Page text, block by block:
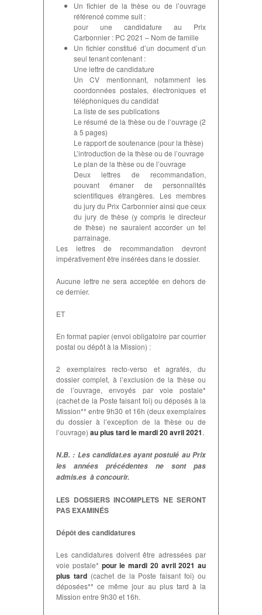
Un fichier de la thèse ou de l’ouvrage
référencé comme suit :
pour une candidature au Prix
Carbonnier : PC 2021 – Nom de famille
Un fichier constitué d’un document d’un
seul tenant contenant :
Une lettre de candidature
Un CV mentionnant, notamment les
coordonnées postales, électroniques et
téléphoniques du candidat
La liste de ses publications
Le résumé de la thèse ou de l’ouvrage (2
à 5 pages)
Le rapport de soutenance (pour la thèse)
L’introduction de la thèse ou de l’ouvrage
Le plan de la thèse ou de l’ouvrage
Deux lettres de recommandation,
pouvant émaner de personnalités
scientifiques étrangères. Les membres
du jury du Prix Carbonnier ainsi que ceux
du jury de thèse (y compris le directeur
de thèse) ne sauraient accorder un tel
parrainage.
Les lettres de recommandation devront
impérativement être insérées dans le dossier.
Aucune lettre ne sera acceptée en dehors de
ce dernier.
ET
En format papier (envoi obligatoire par courrier
postal ou dépôt à la Mission) :
2 exemplaires recto-verso et agrafés, du
dossier complet, à l’exclusion de la thèse ou
de l’ouvrage, envoyés par voie postale*
(cachet de la Poste faisant foi) ou déposés à la
Mission** entre 9h30 et 16h (deux exemplaires
du dossier à l’exception de la thèse ou de
l’ouvrage) au plus tard le mardi 20 avril 2021.
N.B. : Les candidat.es ayant postulé au Prix
les années précédentes ne sont pas
admis.es à concourir.
LES DOSSIERS INCOMPLETS NE SERONT
PAS EXAMINÉS
Dépôt des candidatures
Les candidatures doivent être adressées par
voie postale* pour le mardi 20 avril 2021 au
plus tard(cachet de la Poste faisant foi) ou
déposées** ce même jour au plus tard à la
Mission entre 9h30 et 16h.